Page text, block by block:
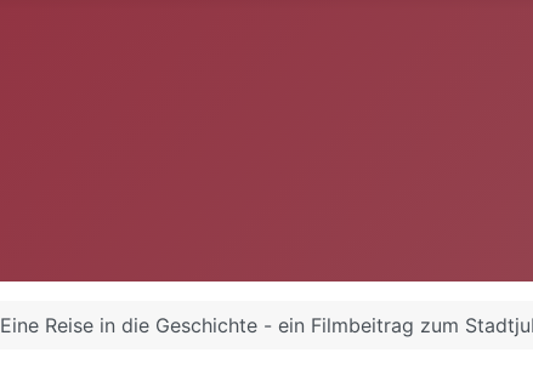
Eine Reise in die Geschichte - ein Filmbeitrag zum